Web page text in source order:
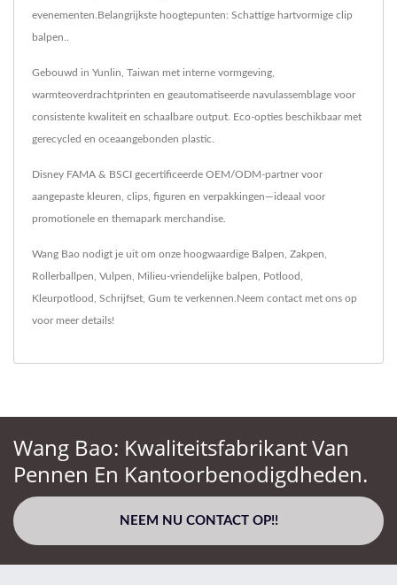
evenementen.Belangrijkste hoogtepunten: Schattige hartvormige clip
balpen..
Gebouwd in Yunlin, Taiwan met interne vormgeving,
warmteoverdrachtprinten en geautomatiseerde navulassemblage voor
consistente kwaliteit en schaalbare output. Eco-opties beschikbaar met
gerecycled en oceaangebonden plastic.
Disney FAMA & BSCI gecertificeerde OEM/ODM-partner voor
aangepaste kleuren, clips, figuren en verpakkingen—ideaal voor
promotionele en themapark merchandise.
Wang Bao nodigt je uit om onze hoogwaardige Balpen, Zakpen,
Rollerballpen, Vulpen, Milieu-vriendelijke balpen, Potlood ,
Kleurpotlood , Schrijfset, Gum te verkennen. Neem contact met ons op
voor meer details!
Wang Bao: Kwaliteitsfabrikant Van
Pennen En Kantoorbenodigdheden.
NEEM NU CONTACT OP!!